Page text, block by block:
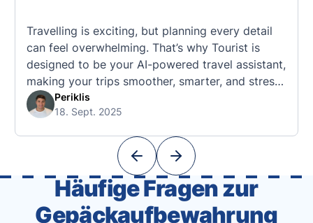
Travelling is exciting, but planning every detail
can feel overwhelming. That’s why Tourist is
designed to be your AI-powered travel assistant,
making your trips smoother, smarter, and stress-
free. 🧭 What Makes the Tourist App Unique?
Unlike standard travel apps, Tourist combines
With Tourist, your trip planning becomes as
Periklis
18. Sept. 2025
Häufige Fragen zur
Gepäckaufbewahrung